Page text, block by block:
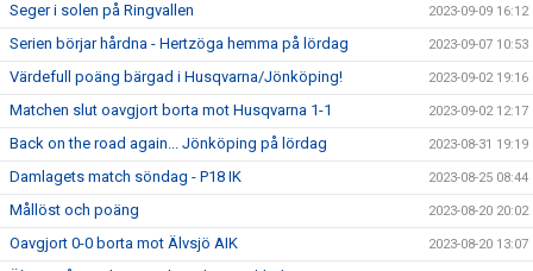
Seger i solen på Ringvallen 2023-09-09 16:12
Serien börjar hårdna - Hertzöga hemma på lördag 2023-09-07 10:53
Värdefull poäng bärgad i Husqvarna/Jönköping! 2023-09-02 19:16
Matchen slut oavgjort borta mot Husqvarna 1-1 2023-09-02 12:17
Back on the road again... Jönköping på lördag 2023-08-31 19:19
Damlagets match söndag - P18 IK 2023-08-25 08:44
Mållöst och poäng 2023-08-20 20:02
Oavgjort 0-0 borta mot Älvsjö AIK 2023-08-20 13:07